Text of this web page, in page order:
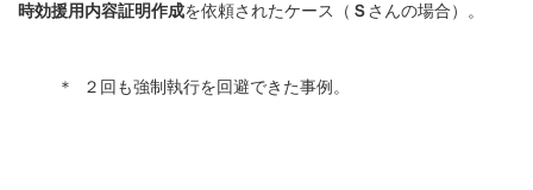
時効援用内容証明作成を依頼されたケース（ Ｓさんの場合）。
＊ ２回も強制執行を回避できた事例 。